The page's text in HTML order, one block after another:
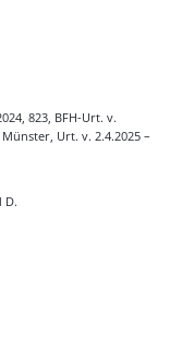
823, BFH-Urt. v.
Münster, Urt. v. 2.4.2025 –
D.